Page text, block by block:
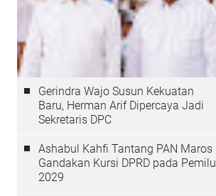
Gerindra Wajo Susun Kekuatan
Baru, Herman Arif Dipercaya Jadi
Sekretaris DPC
Ashabul Kahfi Tantang PAN Maros
Gandakan Kursi DPRD pada Pemilu
2029